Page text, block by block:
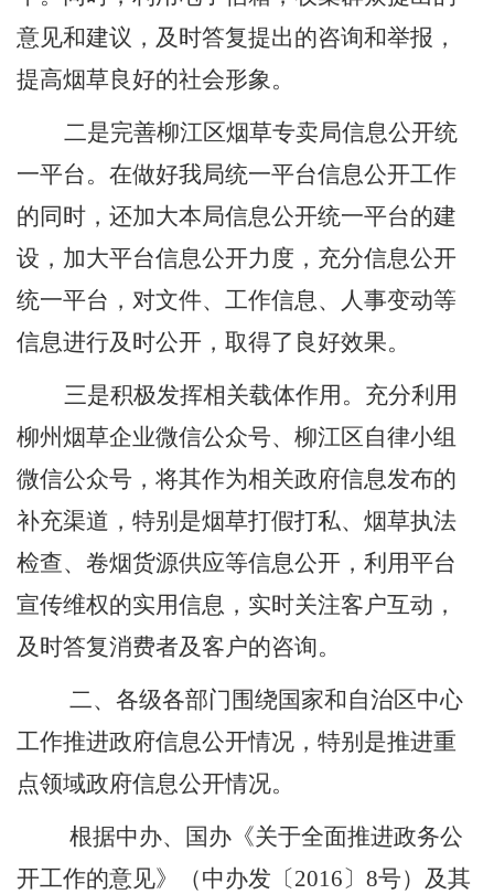
意见和建议，及时答复提出的咨询和举报，
提高烟草良好的社会形象。
二是完善柳江区烟草专卖局信息公开统
一平台。在做好我局统一平台信息公开工作
的同时，还加大本局信息公开统一平台的建
设，加大平台信息公开力度，充分信息公开
统一平台，对文件、工作信息、人事变动等
信息进行及时公开，取得了良好效果。
三是积极发挥相关载体作用。充分利用
柳州烟草企业微信公众号、柳江区自律小组
微信公众号，将其作为相关政府信息发布的
补充渠道，特别是烟草打假打私、烟草执法
检查、卷烟货源供应等信息公开，利用平台
宣传维权的实用信息，实时关注客户互动，
及时答复消费者及客户的咨询。
二、各级各部门围绕国家和自治区中心
工作推进政府信息公开情况，特别是推进重
点领域政府信息公开情况。
根据中办、国办《关于全面推进政务公
开工作的意见》（中办发〔2016〕 8号）及其